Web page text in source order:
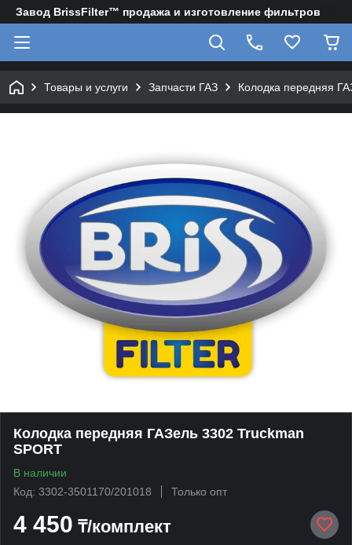
Завод BrissFilter™ продажа и изготовление фильтров
Товары и услуги Запчасти ГАЗ Колодка передняя
Колодка передняя ГАЗель 3302 Truckman
SPORT
В наличии
Код: 3302-3501170/201018
Только опт
4 450 ₸/комплект